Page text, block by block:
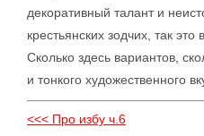
декоративный талант и
крестьянских зодчих, так это
Сколько здесь вариантов,
и тонкого художественного
<<< Про избу ч.6